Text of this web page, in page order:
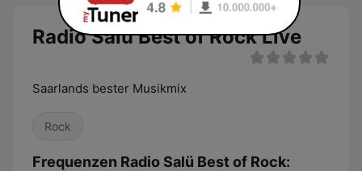
Radio Salü Best of Rock Live
Saarlands bester Musikmix
Rock
Frequenzen Radio Salü Best of Rock: